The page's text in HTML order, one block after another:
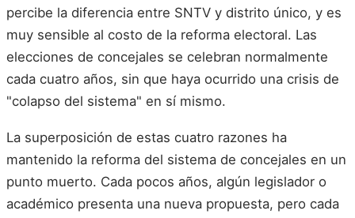
percibe la diferencia entre SNTV y distrito único, y es
muy sensible al costo de la reforma electoral. Las
elecciones de concejales se celebran normalmente
cada cuatro años, sin que haya ocurrido una crisis de
"colapso del sistema" en sí mismo.
La superposición de estas cuatro razones ha
mantenido la reforma del sistema de concejales en un
punto muerto. Cada pocos años, algún legislador o
académico presenta una nueva propuesta, pero cada